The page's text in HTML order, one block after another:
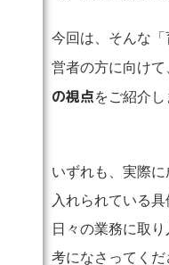
今回は、そんな
営者の方に向けて
の視点をご紹介し
いずれも、実際
入れられている具
日々の業務に取
考になさってくだ